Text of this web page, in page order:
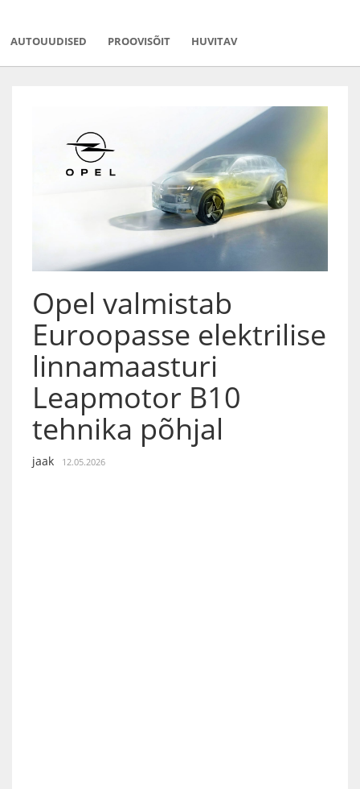
AUTOUUDISED PROOVISÕIT HUVITAV
Opel valmistab
Euroopasse elektrilise
linnamaasturi
Leapmotor B10
tehnika põhjal
jaak 12.05.2026